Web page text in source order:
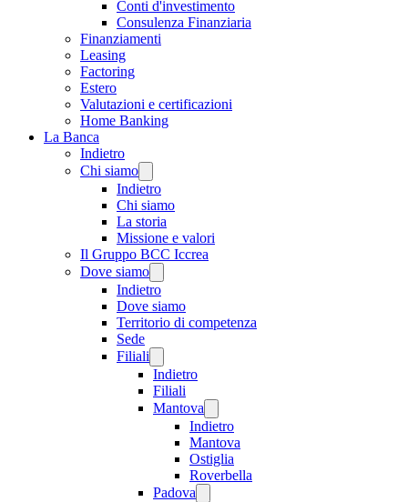
Conti d'investimento
Consulenza Finanziaria
Finanziamenti
Leasing
Factoring
Estero
Valutazioni e certificazioni
Home Banking
La Banca
Indietro
Chi siamo
Indietro
Chi siamo
La storia
Missione e valori
Il Gruppo BCC Iccrea
Dove siamo
Indietro
Dove siamo
Territorio di competenza
Sede
Filiali
Indietro
Filiali
Mantova
Indietro
Mantova
Ostiglia
Roverbella
Padova